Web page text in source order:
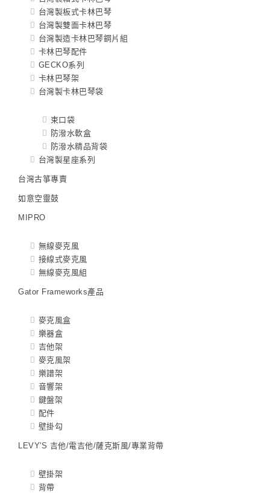
台灣製板式卡林巴琴
台灣製雙面卡林巴琴
台灣製造卡林巴琴鋼片組
卡林巴琴配件
GECKO系列
卡林巴琴架
台灣製卡林巴琴袋
束口袋
防潑水軟盒
防潑水精品背袋
台灣製星座系列
台灣古箏專賣
如意空靈鼓
MIPRO
無線麥克風
接線式麥克風
無線麥克風組
Gator Frameworks產品
麥克風盒
樂器盒
吉他架
麥克風架
樂譜架
音響架
鍵盤架
配件
壁掛勾
LEVY'S 吉他/電吉他/薩克斯風/專業背帶
壁掛架
背帶